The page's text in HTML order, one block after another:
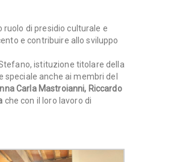
di presidio culturale e
e contribuire allo sviluppo
istituzione titolare della
anche ai membri del
Carla Mastroianni, Riccardo
che con il loro lavoro di